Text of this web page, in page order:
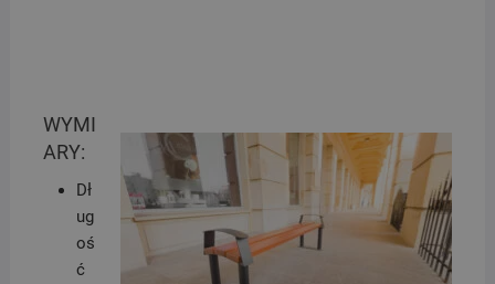
WYMI
ARY:
Dł
ug
oś
ć